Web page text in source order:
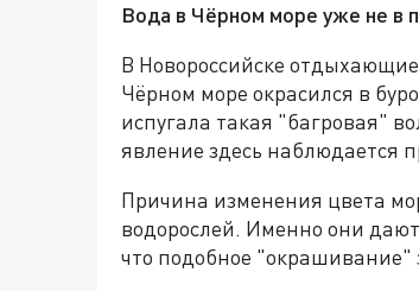
Вода в Чёрном море уже не в
В Новороссийске
Чёрном море окрасился в
испугала такая "багровая"
явление здесь наблюдается
Причина изменения цвета
водорослей. Именно они
что подобное "окрашивание"